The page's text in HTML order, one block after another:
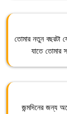
তোমার নতুন বছরটা
যাতে তোমার
জন্মদিনের জন্য